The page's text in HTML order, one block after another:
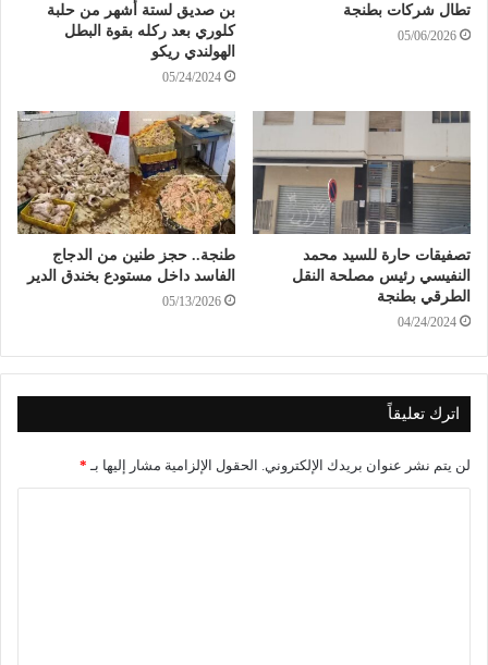
تطال شركات بطنجة
05/06/2026
بن صديق لستة أشهر من حلبة
كلوري بعد ركله بقوة البطل
الهولندي ريكو
05/24/2024
تصفيقات حارة للسيد محمد
النفيسي رئيس مصلحة النقل
الطرقي بطنجة
04/24/2024
طنجة.. حجز طنين من الدجاج
الفاسد داخل مستودع بخندق الدير
05/13/2026
اترك تعليقاً
لن يتم نشر عنوان بريدك الإلكتروني. الحقول الإلزامية مشار إليها بـ *